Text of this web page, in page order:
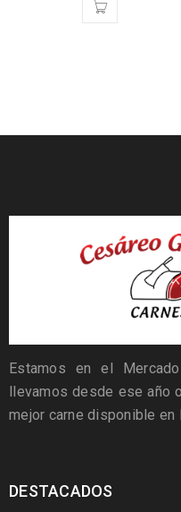
Estamos en el
llevamos desde ese año
mejor carne disponible en
DESTACADOS